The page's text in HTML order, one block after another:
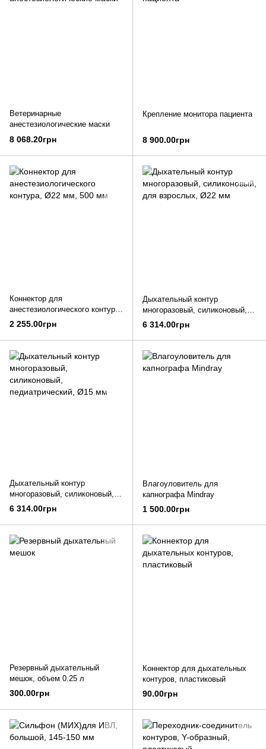
Ветеринарные
анестезиологические маски
8 068.20грн
Крепление монитора пациента
8 900.00грн
Коннектор для
анестезиологического контура,
Ø22 мм, 500 мм
2 255.00грн
Дыхательный контур
многоразовый, силиконовый,
для взрослых, Ø22 мм
6 314.00грн
Дыхательный контур
многоразовый, силиконовый,
педиатрический, Ø15 мм
6 314.00грн
Влагоуловитель для
капнографа Mindray
1 500.00грн
Резервный дыхательный
мешок, объем 0.25 л
300.00грн
Коннектор для дыхательных
контуров, пластиковый
90.00грн